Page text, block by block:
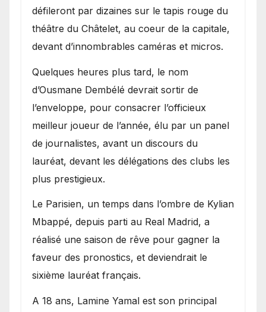
défileront par dizaines sur le tapis rouge du
théâtre du Châtelet, au coeur de la capitale,
devant d’innombrables caméras et micros.
Quelques heures plus tard, le nom
d’Ousmane Dembélé devrait sortir de
l’enveloppe, pour consacrer l’officieux
meilleur joueur de l’année, élu par un panel
de journalistes, avant un discours du
lauréat, devant les délégations des clubs les
plus prestigieux.
Le Parisien, un temps dans l’ombre de Kylian
Mbappé, depuis parti au Real Madrid, a
réalisé une saison de rêve pour gagner la
faveur des pronostics, et deviendrait le
sixième lauréat français.
A 18 ans, Lamine Yamal est son principal